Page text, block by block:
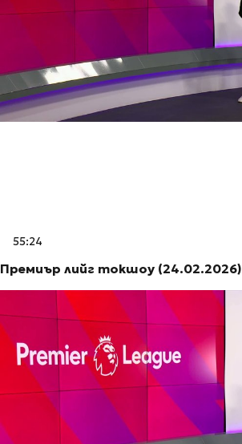
55:24
Премиър лийг токшоу (24.02.2026)